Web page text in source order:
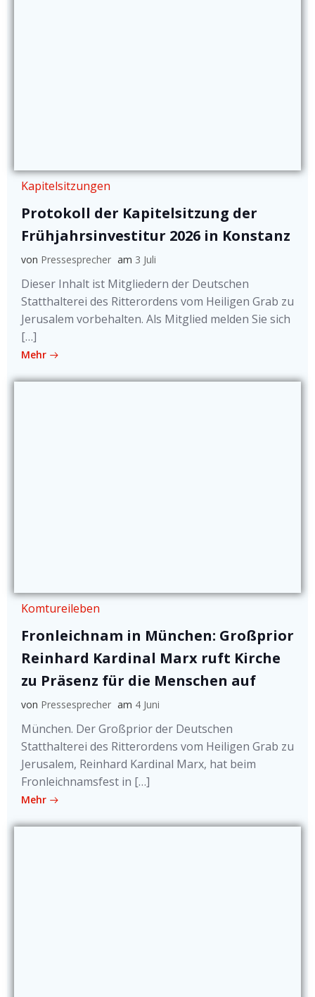
Kapitelsitzungen
Protokoll der Kapitelsitzung der
Frühjahrsinvestitur 2026 in Konstanz
von Pressesprecher am 3 Juli
Dieser Inhalt ist Mitgliedern der Deutschen
Statthalterei des Ritterordens vom Heiligen Grab zu
Jerusalem vorbehalten. Als Mitglied melden Sie sich
[…]
Mehr
Komtureileben
Fronleichnam in München: Großprior
Reinhard Kardinal Marx ruft Kirche
zu Präsenz für die Menschen auf
von Pressesprecher am 4 Juni
München. Der Großprior der Deutschen
Statthalterei des Ritterordens vom Heiligen Grab zu
Jerusalem, Reinhard Kardinal Marx, hat beim
Fronleichnamsfest in […]
Mehr